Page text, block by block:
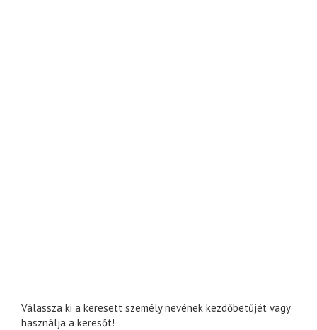
Válassza ki a keresett személy nevének kezdőbetűjét vagy
használja a keresőt!